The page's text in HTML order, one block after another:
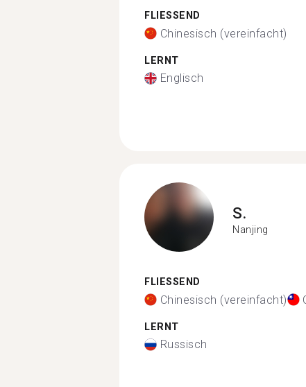
FLIESSEND
Chinesisch (vereinfacht)
LERNT
Englisch
S.
Nanjing
FLIESSEND
Chinesisch (vereinfacht)
LERNT
Russisch